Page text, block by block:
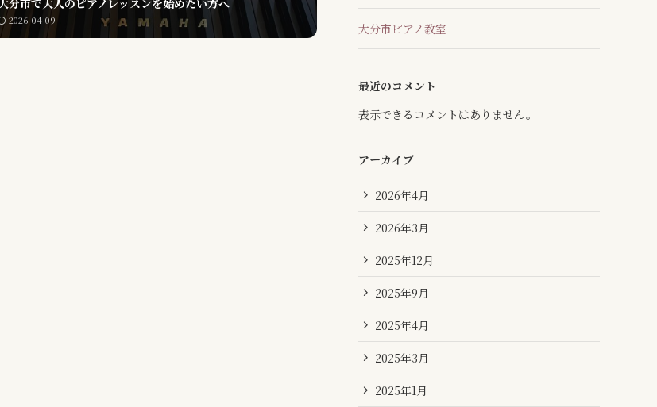
2026-04-09
大分市ピアノ教室
最近のコメント
表示できるコメントはありません。
アーカイブ
2026年4月
2026年3月
2025年12月
2025年9月
2025年4月
2025年3月
2025年1月